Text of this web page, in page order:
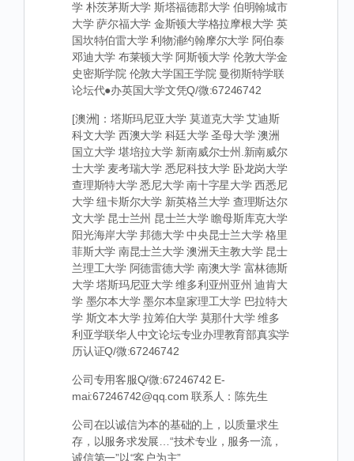
学 朴茨茅斯大学 斯塔福德郡大学 伯明翰城市
大学 萨尔福大学 金斯顿大学格拉摩根大学 英
国坎特伯雷大学 利物浦约翰摩尔大学 阿伯泰
邓迪大学 布莱顿大学 阿斯顿大学 伦敦大学金
史密斯学院 伦敦大学国王学院 曼彻斯特学联
论坛代●办英国大学文凭Q/微:67246742
[澳洲]：塔斯玛尼亚大学 莫道克大学 艾迪斯
科文大学 西澳大学 科廷大学 圣母大学 澳洲
国立大学 堪培拉大学 新南威尔士州.新南威尔
士大学 麦考瑞大学 悉尼科技大学 卧龙岗大学
查理斯特大学 悉尼大学 南十字星大学 西悉尼
大学 纽卡斯尔大学 新英格兰大学 查理斯达尔
文大学 昆士兰州 昆士兰大学 瞻母斯库克大学
阳光海岸大学 邦德大学 中央昆士兰大学 格里
菲斯大学 南昆士兰大学 澳洲天主教大学 昆士
兰理工大学 阿德雷德大学 南澳大学 富林德斯
大学 塔斯玛尼亚大学 维多利亚州亚州 迪肯大
学 墨尔本大学 墨尔本皇家理工大学 巴拉特大
学 斯文本大学 拉筹伯大学 莫那什大学 维多
利亚学联华人中文论坛专业办理教育部真实学
历认证Q/微:67246742
公司专用客服Q/微:67246742 E-
mai:67246742@qq.com 联系人：陈先生
公司在以诚信为本的基础的上，以质量求生
存，以服务求发展…“技术专业，服务一流，
诚信第一”以“客户为主”